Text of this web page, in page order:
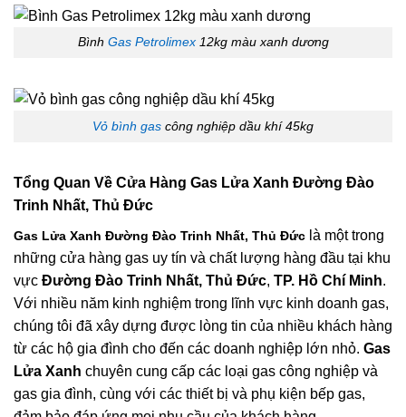
Bình Gas Petrolimex12kg màu xanh dương
Vỏ bình gas công nghiệp dầu khí 45kg
Tổng Quan Về Cửa Hàng Gas Lửa Xanh Đường Đào
Trinh Nhất, Thủ Đức
Gas Lửa Xanh Đường Đào Trinh Nhất, Thủ Đức là một trong
những cửa hàng gas uy tín và chất lượng hàng đầu tại khu
vực Đường Đào Trinh Nhất, Thủ Đức, TP. Hồ Chí Minh.
Với nhiều năm kinh nghiệm trong lĩnh vực kinh doanh gas,
chúng tôi đã xây dựng được lòng tin của nhiều khách hàng
từ các hộ gia đình cho đến các doanh nghiệp lớn nhỏ. Gas
Lửa Xanh chuyên cung cấp các loại gas công nghiệp và
gas gia đình, cùng với các thiết bị và phụ kiện bếp gas,